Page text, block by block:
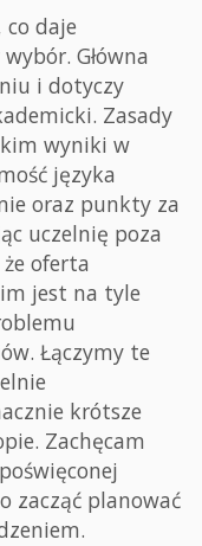
co daje
Główna
i dotyczy
Zasady
wyniki w
języka
oraz punkty za
uczelnię poza
oferta
jest na tyle
Łączymy te
krótsze
Zachęcam
zacząć planować